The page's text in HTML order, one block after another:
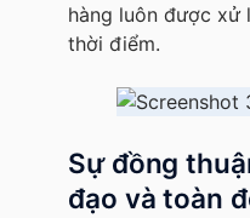
hàng luôn được xử
thời điểm.
Sự đồng
đạo và toàn